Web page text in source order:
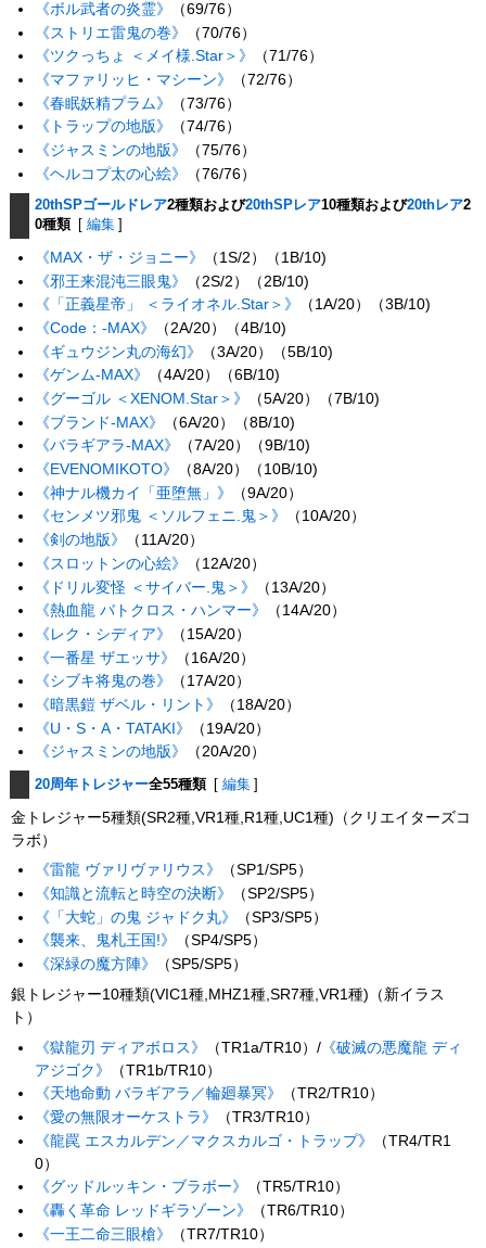
《ボル武者の炎霊》
（69/76）
《ストリエ雷鬼の巻》
（70/76）
《ツクっちょ ＜メイ様.Star＞》
（71/76）
《マファリッヒ・マシーン》
（72/76）
《春眠妖精プラム》
（73/76）
《トラップの地版》
（74/76）
《ジャスミンの地版》
（75/76）
《ヘルコプ太の心絵》
（76/76）
20thSPゴールドレア2種類および20thSPレア10種類および20thレア2
0種類 [ 編集 ]
《MAX・ザ・ジョニー》
（1S/2）（1B/10)
《邪王来混沌三眼鬼》
（2S/2）（2B/10)
《「正義星帝」 ＜ライオネル.Star＞》
（1A/20）（3B/10)
《Code：-MAX》
（2A/20）（4B/10)
《ギュウジン丸の海幻》
（3A/20）（5B/10)
《ゲンム-MAX》
（4A/20）（6B/10)
《グーゴル ＜XENOM.Star＞》
（5A/20）（7B/10)
《ブランド-MAX》
（6A/20）（8B/10)
《バラギアラ-MAX》
（7A/20）（9B/10)
《EVENOMIKOTO》
（8A/20）（10B/10)
《神ナル機カイ「亜堕無」》
（9A/20）
《センメツ邪鬼 ＜ソルフェニ.鬼＞》
（10A/20）
《剣の地版》
（11A/20）
《スロットンの心絵》
（12A/20）
《ドリル変怪 ＜サイバー.鬼＞》
（13A/20）
《熱血龍 バトクロス・ハンマー》
（14A/20）
《レク・シディア》
（15A/20）
《一番星 ザエッサ》
（16A/20）
《シブキ将鬼の巻》
（17A/20）
《暗黒鎧 ザベル・リント》
（18A/20）
《U・S・A・TATAKI》
（19A/20）
《ジャスミンの地版》
（20A/20）
20周年トレジャー全55種類 [ 編集 ]
金トレジャー5種類(SR2種,VR1種,R1種,UC1種)（クリエイターズコ
ラボ）
《雷龍 ヴァリヴァリウス》
（SP1/SP5）
《知識と流転と時空の決断》
（SP2/SP5）
《「大蛇」の鬼 ジャドク丸》
（SP3/SP5）
《襲来、鬼札王国!》
（SP4/SP5）
《深緑の魔方陣》
（SP5/SP5）
銀トレジャー10種類(VIC1種,MHZ1種,SR7種,VR1種)（新イラス
ト）
《獄龍刃 ディアボロス》
（TR1a/TR10）/ 《破滅の悪魔龍 ディ
アジゴク》
（TR1b/TR10）
《天地命動 バラギアラ／輪廻暴冥》
（TR2/TR10）
《愛の無限オーケストラ》
（TR3/TR10）
《龍罠 エスカルデン／マクスカルゴ・トラップ》
（TR4/TR1
0）
《グッドルッキン・ブラボー》
（TR5/TR10）
《轟く革命 レッドギラゾーン》
（TR6/TR10）
《一王二命三眼槍》
（TR7/TR10）